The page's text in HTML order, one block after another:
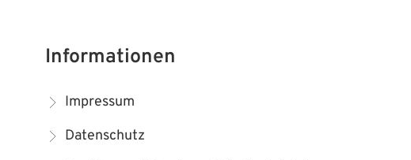
bis 17:00 Uhr
Informationen
Impressum
Datenschutz